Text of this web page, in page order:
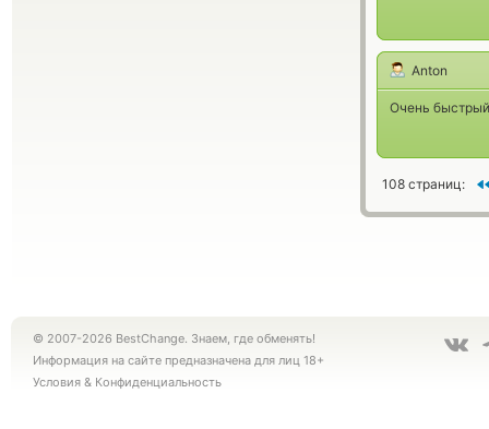
Anton
Очень
108 страниц:
© 2007-2026 BestChange. Знаем, где обменять!
Информация на сайте предназначена для лиц 18+
Условия & Конфиденциальность